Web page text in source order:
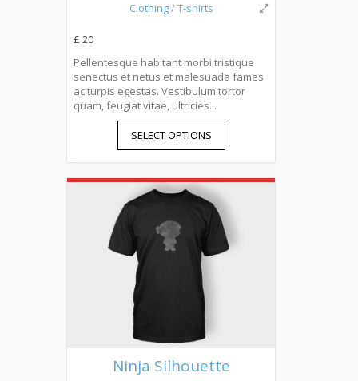
Clothing/ T-shirts
£ 20
Pellentesque habitant morbi tristique
senectus et netus et malesuada fames
ac turpis egestas. Vestibulum tortor
quam, feugiat vitae, ultricies...
SELECT OPTIONS
Ninja Silhouette